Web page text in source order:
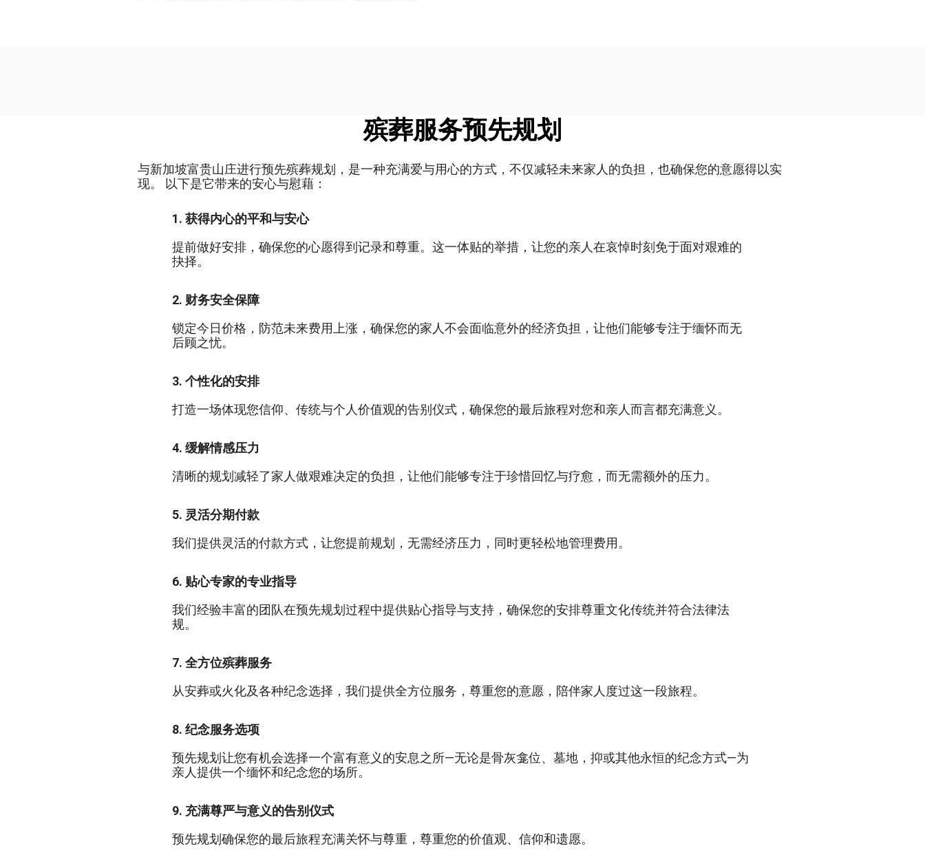
殡葬服务预先规划
与新加坡富贵山庄进行预先殡葬规划，是一种充满爱与用心的方式，不仅减轻未来家人的负担，也确保您的意愿得以实
现。 以下是它带来的安心与慰藉：
1. 获得内心的平和与安心
提前做好安排，确保您的心愿得到记录和尊重。这一体贴的举措，让您的亲人在哀悼时刻免于面对艰难的
抉择。
2. 财务安全保障
锁定今日价格，防范未来费用上涨，确保您的家人不会面临意外的经济负担，让他们能够专注于缅怀而无
后顾之忧。
3. 个性化的安排
打造一场体现您信仰、传统与个人价值观的告别仪式，确保您的最后旅程对您和亲人而言都充满意义。
4. 缓解情感压力
清晰的规划减轻了家人做艰难决定的负担，让他们能够专注于珍惜回忆与疗愈，而无需额外的压力。
5. 灵活分期付款
我们提供灵活的付款方式，让您提前规划，无需经济压力，同时更轻松地管理费用。
6. 贴心专家的专业指导
我们经验丰富的团队在预先规划过程中提供贴心指导与支持，确保您的安排尊重文化传统并符合法律法
规。
7. 全方位殡葬服务
从安葬或火化及各种纪念选择，我们提供全方位服务，尊重您的意愿，陪伴家人度过这一段旅程。
8. 纪念服务选项
预先规划让您有机会选择一个富有意义的安息之所—无论是骨灰龛位、墓地，抑或其他永恒的纪念方式—为
亲人提供一个缅怀和纪念您的场所。
9. 充满尊严与意义的告别仪式
预先规划确保您的最后旅程充满关怀与尊重，尊重您的价值观、信仰和遗愿。